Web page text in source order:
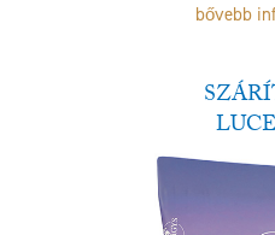
bővebb